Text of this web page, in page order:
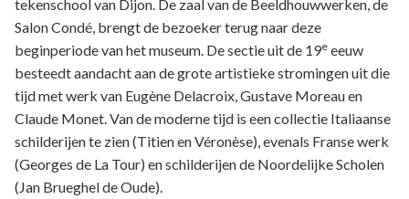
tekenschool van Dijon. De zaal van de Beeldhouwwerken, de
Salon Condé, brengt de bezoeker terug naar deze
beginperiode van het museum. De sectie uit de 19e eeuw
besteedt aandacht aan de grote artistieke stromingen uit die
tijd met werk van Eugène Delacroix, Gustave Moreau en
Claude Monet. Van de moderne tijd is een collectie Italiaanse
schilderijen te zien (Titien en Véronèse), evenals Franse werk
(Georges de La Tour) en schilderijen de Noordelijke Scholen
(Jan Brueghel de Oude).